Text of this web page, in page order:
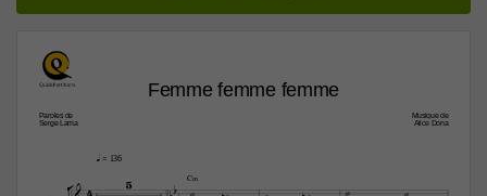

Musique de
Alice Dona
Femme femme femme
Paroles de
Serge Lama
q = 136
4 5  C‹ 